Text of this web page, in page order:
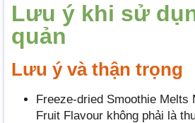
Lưu ý khi sử
quản
Lưu ý và thận trọng
Freeze-dried Smoothie Melts
Fruit Flavour không phải là